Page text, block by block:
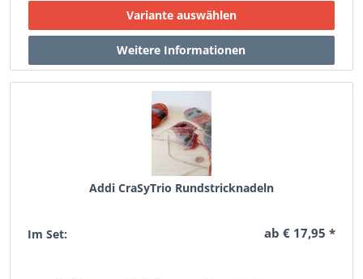
Addi CraSyTrio Rundstricknadeln
Im Set: ab € 17,95 *